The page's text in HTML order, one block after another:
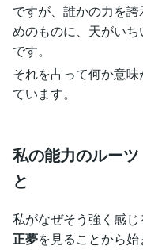
ですが、誰かの力を
めのものに、天がい
です。
それを占って何か意
ています。
私の能力のルー
と
私がなぜそう強く感
正夢を見ることから始